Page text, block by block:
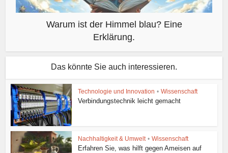
Warum ist der Himmel blau? Eine
Erklärung.
Das könnte Sie auch interessieren.
Technologie und Innovation • Wissenschaft
Verbindungstechnik leicht gemacht
Nachhaltigkeit & Umwelt • Wissenschaft
Erfahren Sie, was hilft gegen Ameisen auf